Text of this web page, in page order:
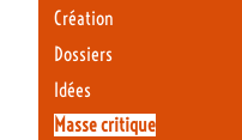
Création
Dossiers
Idées
Masse critique